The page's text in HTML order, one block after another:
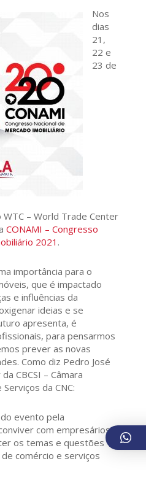
Nos
dias
21,
22 e
23 de
– World Trade Center
CONAMI – Congresso
2021 .
importância para o
que é impactado
e influências da
ideias e se
apresenta, é
para pensarmos
prever as novas
Como diz Pedro José
CBCSI – Câmara
da CNC:
evento pela
com empresários
os temas e questões
comércio e serviços